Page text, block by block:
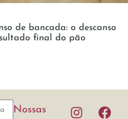
de bancada: o descanso
final do pão
Nossas